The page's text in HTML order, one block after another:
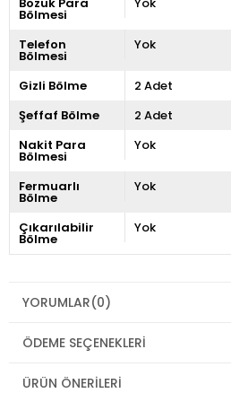
Bölmesi
Telefon
Bölmesi
Yok
Gizli Bölme
2 Adet
Şeffaf Bölme
2 Adet
Nakit Para
Bölmesi
Yok
Fermuarlı
Bölme
Yok
Çıkarılabilir
Bölme
Yok
YORUMLAR(0)
ÖDEME SEÇENEKLERI
ÜRÜN ÖNERILERI